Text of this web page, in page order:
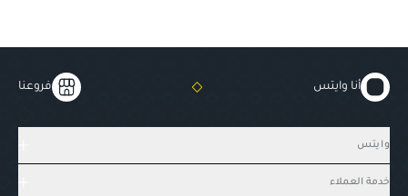
أنا وايتس فروعنا
وايتس
خدمة العملاء